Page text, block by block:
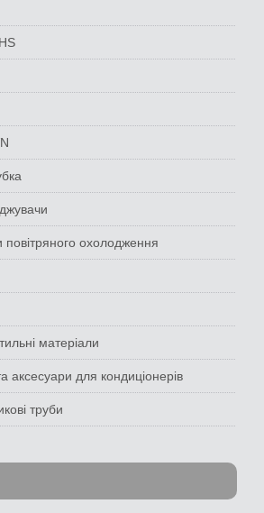
повітряного охолодження
матеріали
аксесуари для кондиціонерів
труби